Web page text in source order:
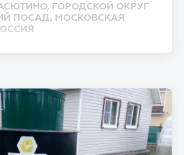
ГОРОДСКОЙ ОКРУГ
ПОСАД, МОСКОВСКАЯ